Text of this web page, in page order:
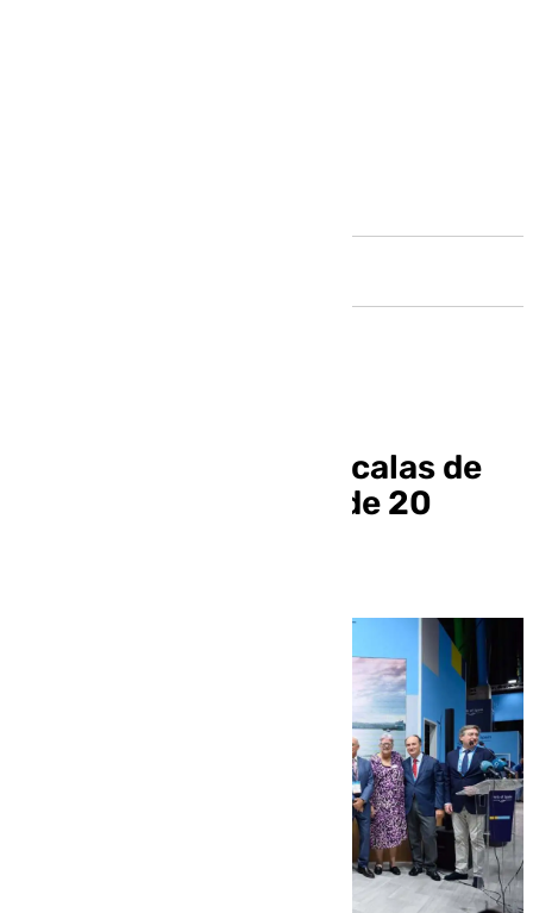
El puerto prevé 40 escalas de
cruceros de la mano de 20